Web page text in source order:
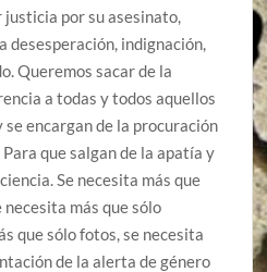
por su asesinato,
desesperación, indignación,
Queremos sacar de la
a todas y todos aquellos
encargan de la procuración
que salgan de la apatía y
Se necesita más que
más que sólo
que sólo fotos, se necesita
de la alerta de género